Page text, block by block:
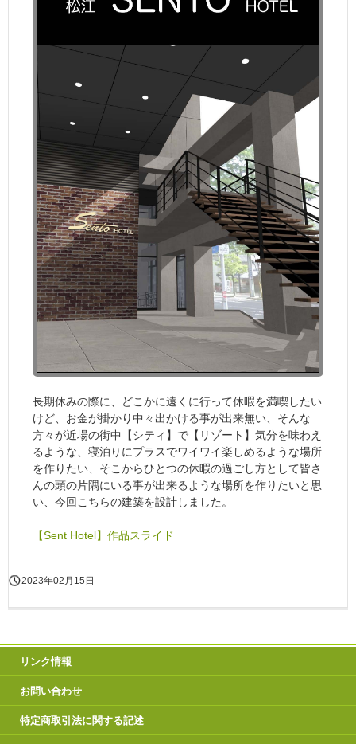
長期休みの際に、どこかに遠くに行って休暇を満喫したい
けど、お金が掛かり中々出かける事が出来無い、そんな
方々が近場の街中【シティ】で【リゾート】気分を味わえ
るような、寝泊りにプラスでワイワイ楽しめるような場所
を作りたい、そこからひとつの休暇の過ごし方として皆さ
んの頭の片隅にいる事が出来るような場所を作りたいと思
い、今回こちらの建築を設計しました。
【Sent Hotel】作品スライド
2023年02月15日
リンク情報
お問い合わせ
特定商取引法に関する記述